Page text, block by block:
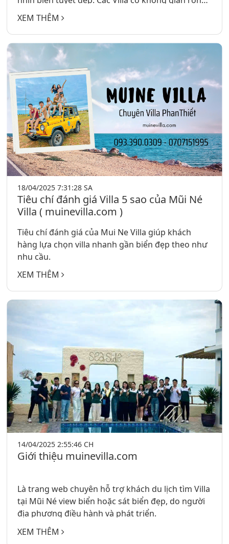
rãi, hồ bơi riêng và hoạt động thể thao, mang đến
trãi nghiệm nghỉ dưỡng đẳng cấp và yên tĩnh
XEM THÊM
18/04/2025 7:31:28 SA
Tiêu chí đánh giá Villa 5 sao của Mũi Né
Villa ( muinevilla.com )
Tiêu chí đánh giá của Mui Ne Villa giúp khách
hàng lựa chọn villa nhanh gần biển đẹp theo như
nhu cầu.
XEM THÊM
14/04/2025 2:55:46 CH
Giới thiệu muinevilla.com
Là trang web chuyên hỗ trợ khách du lịch tìm Villa
tại Mũi Né view biển hoặc sát biển đẹp, do người
địa phương điều hành và phát triển.
XEM THÊM